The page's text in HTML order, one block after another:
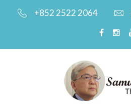
+852 2522 2064